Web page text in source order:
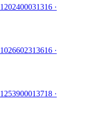
1202400031316 ·
1026602313616 ·
1253900013718 ·